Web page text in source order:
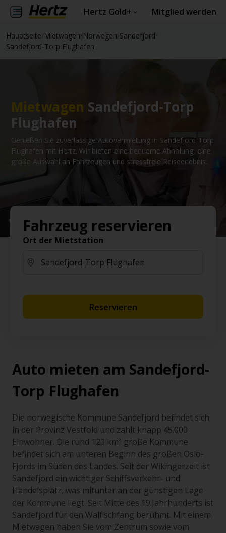
Hertz Gold+ Mitglied werden
Hauptseite Mietwagen Norwegen Sandefjord
Sandefjord-Torp Flughafen
Mietwagen Sandefjord-Torp
Flughafen
Genießen Sie zuverlässige Autovermietung in Sandefjord-Torp
Flughafen mit Hertz. Wir bieten eine bequeme Abholung, eine
große Auswahl an Fahrzeugen und stressfreie Reiseerlebnis.
Fahrzeug reservieren
Ort der Mietstation
Reservieren
Auto mieten am Sandefjord-
Torp Flughafen
Die norwegische Kommune Sandefjord befindet sich
in der Provinz Vestfold und zählt knapp 45.000
Einwohner. Die rund 120 km² große Kommune
befindet sich am unteren Beginn des großen Oslo-
Fjords im Süden des Landes. Seit der Wikingerzeit ist
Sandefjord ein wichtiger Schiffsverkehr- und
Handelsplatz, was mitunter an der günstigen Lage
der Kommune liegt. Seit Mitte des 19.Jahrhunderts ist
Sandefjord für den Walfischfang berühmt. Mit einem
Mietwagen haben Sie vom Zentrum sowie vom